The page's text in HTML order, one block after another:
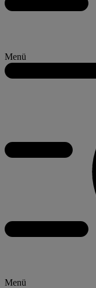
Menü
Menü